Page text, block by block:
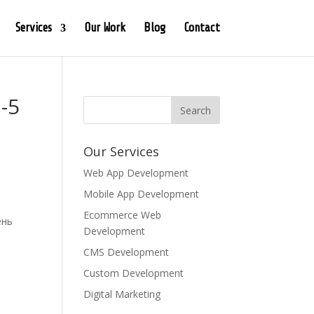
Services Our Work Blog Contact
5
Our Services
Web App Development
Mobile App Development
Ecommerce Web
Development
CMS Development
Custom Development
Digital Marketing